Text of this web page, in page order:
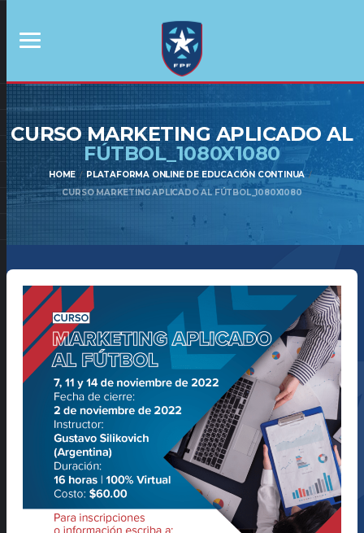
CURSO MARKETING APLICADO AL
FÚTBOL_1080X1080
HOME
PLATAFORMA ONLINE DE EDUCACIÓN CONTINUA
CURSO MARKETING APLICADO AL FÚTBOL_1080X1080